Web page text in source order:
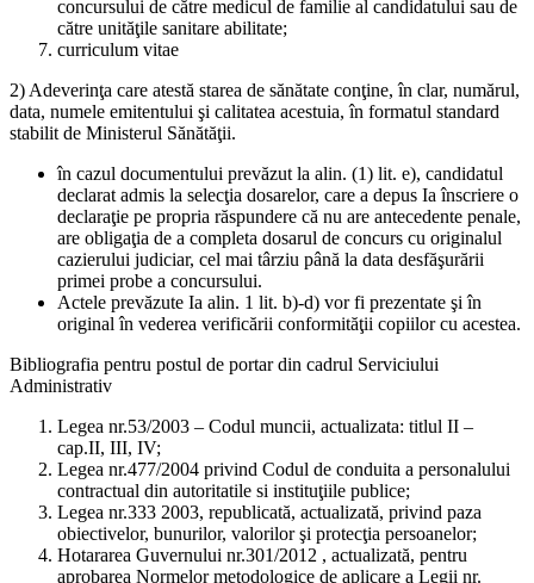
concursului de către medicul de familie al candidatului sau de
către unităţile sanitare abilitate;
curriculum vitae
2) Adeverinţa care atestă starea de sănătate conţine, în clar, numărul,
data, numele emitentului şi calitatea acestuia, în formatul standard
stabilit de Ministerul Sănătăţii.
în cazul documentului prevăzut la alin. (1) lit. e), candidatul
declarat admis la selecţia dosarelor, care a depus Ia înscriere o
declaraţie pe propria răspundere că nu are antecedente penale,
are obligaţia de a completa dosarul de concurs cu originalul
cazierului judiciar, cel mai târziu până la data desfăşurării
primei probe a concursului.
Actele prevăzute Ia alin. 1 lit. b)-d) vor fi prezentate şi în
original în vederea verificării conformităţii copiilor cu acestea.
Bibliografia pentru postul de portar din cadrul Serviciului
Administrativ
Legea nr.53/2003 – Codul muncii, actualizata: titlul II –
cap.II, III, IV;
Legea nr.477/2004 privind Codul de conduita a personalului
contractual din autoritatile si instituţiile publice;
Legea nr.333 2003, republicată, actualizată, privind paza
obiectivelor, bunurilor, valorilor şi protecţia persoanelor;
Hotararea Guvernului nr.301/2012 , actualizată, pentru
aprobarea Normelor metodologice de aplicare a Legii nr.